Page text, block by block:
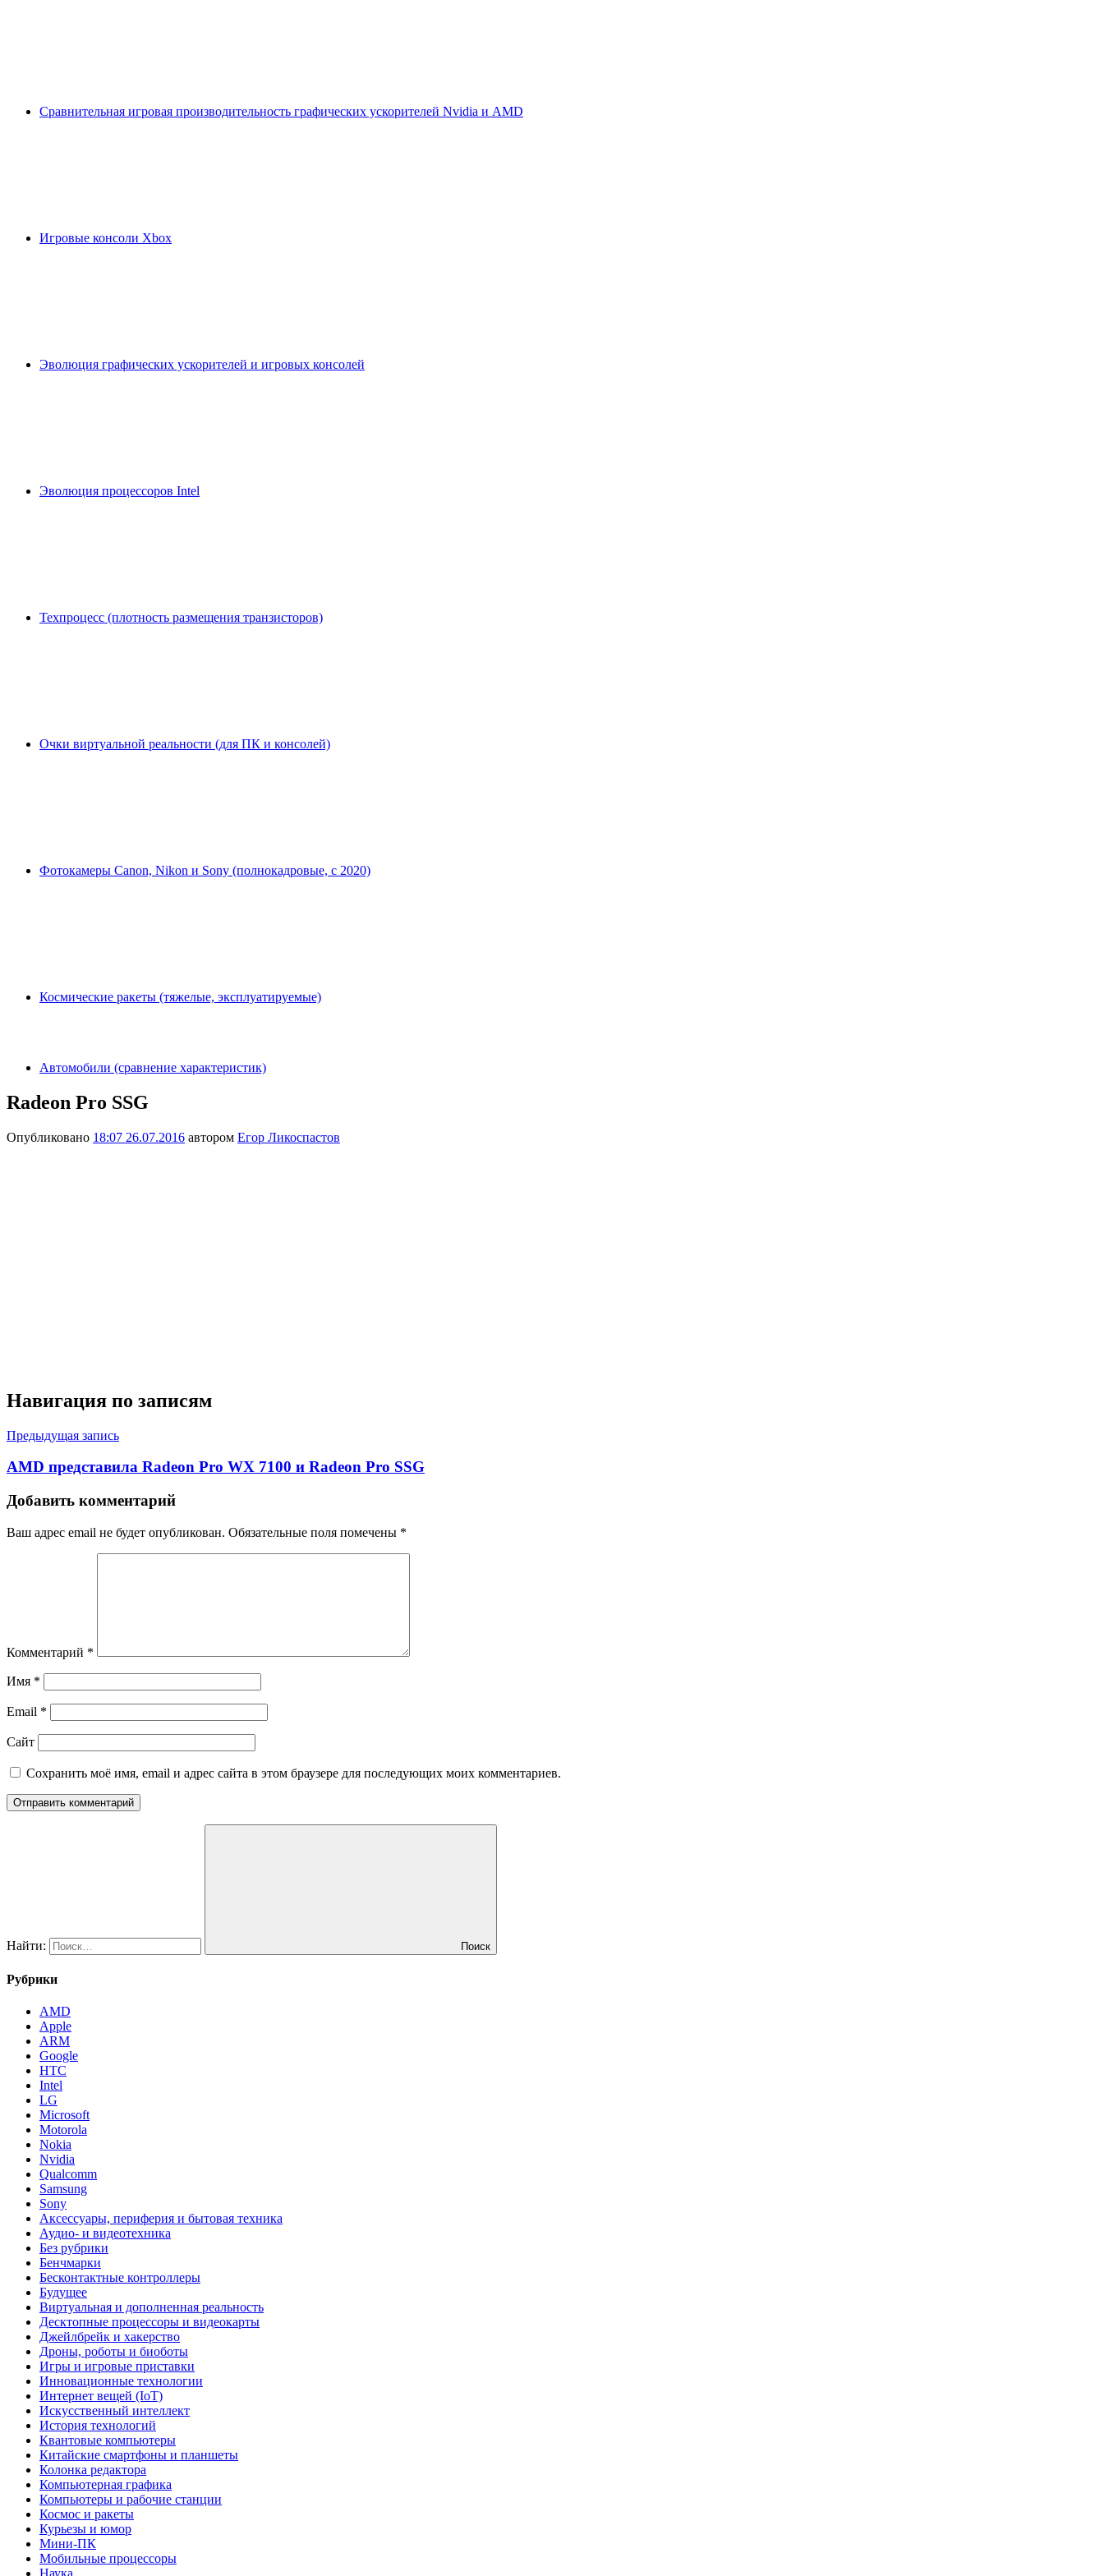
Сравнительная игровая производительность графических ускорителей Nvidia и AMD
Игровые консоли Xbox
Эволюция графических ускорителей и игровых консолей
Эволюция процессоров Intel
Техпроцесс (плотность размещения транзисторов)
Очки виртуальной реальности (для ПК и консолей)
Фотокамеры Canon, Nikon и Sony (полнокадровые, с 2020)
Космические ракеты (тяжелые, эксплуатируемые)
Автомобили (сравнение характеристик)
Radeon Pro SSG
Опубликовано 18:07 26.07.2016 автором Егор Ликоспастов
Навигация по записям
Предыдущая запись
AMD представила Radeon Pro WX 7100 и Radeon Pro SSG
Добавить комментарий
Ваш адрес email не будет опубликован. Обязательные поля помечены *
Комментарий *
Имя *
Email *
Сайт
Сохранить моё имя, email и адрес сайта в этом браузере для последующих моих комментариев.
Найти: Поиск
Рубрики
AMD
Apple
ARM
Google
HTC
Intel
LG
Microsoft
Motorola
Nokia
Nvidia
Qualcomm
Samsung
Sony
Аксессуары, периферия и бытовая техника
Аудио- и видеотехника
Без рубрики
Бенчмарки
Бесконтактные контроллеры
Будущее
Виртуальная и дополненная реальность
Десктопные процессоры и видеокарты
Джейлбрейк и хакерство
Дроны, роботы и биоботы
Игры и игровые приставки
Инновационные технологии
Интернет вещей (IoT)
Искусственный интеллект
История технологий
Квантовые компьютеры
Китайские смартфоны и планшеты
Колонка редактора
Компьютерная графика
Компьютеры и рабочие станции
Космос и ракеты
Курьезы и юмор
Мини-ПК
Мобильные процессоры